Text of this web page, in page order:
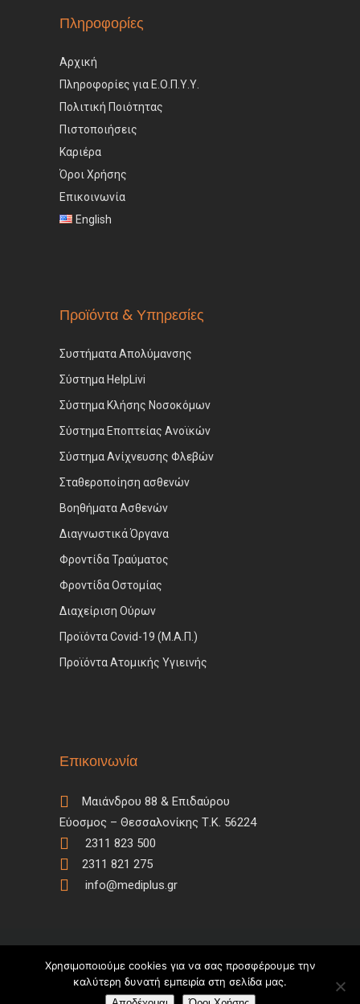
Πληροφορίες
Αρχική
Πληροφορίες για Ε.Ο.Π.Υ.Υ.
Πολιτική Ποιότητας
Πιστοποιήσεις
Καριέρα
Όροι Χρήσης
Επικοινωνία
English
Προϊόντα & Υπηρεσίες
Συστήματα Απολύμανσης
Σύστημα HelpLivi
Σύστημα Κλήσης Νοσοκόμων
Σύστημα Εποπτείας Ανοϊκών
Σύστημα Ανίχνευσης Φλεβών
Σταθεροποίηση ασθενών
Βοηθήματα Ασθενών
Διαγνωστικά Όργανα
Φροντίδα Τραύματος
Φροντίδα Οστομίας
Διαχείριση Ούρων
Προϊόντα Covid-19 (Μ.Α.Π.)
Προϊόντα Ατομικής Υγιεινής
Επικοινωνία
Μαιάνδρου 88 & Επιδαύρου
Εύοσμος – Θεσσαλονίκης Τ.Κ. 56224
2311 823 500
2311 821 275
info@mediplus.gr
Copyright © 2018 – Developed byDataspot
Χρησιμοποιούμε cookies για να σας προσφέρουμε την
καλύτερη δυνατή εμπειρία στη σελίδα μας.